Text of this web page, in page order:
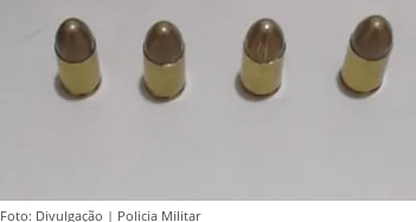
Foto: Divulgação | Policia Militar